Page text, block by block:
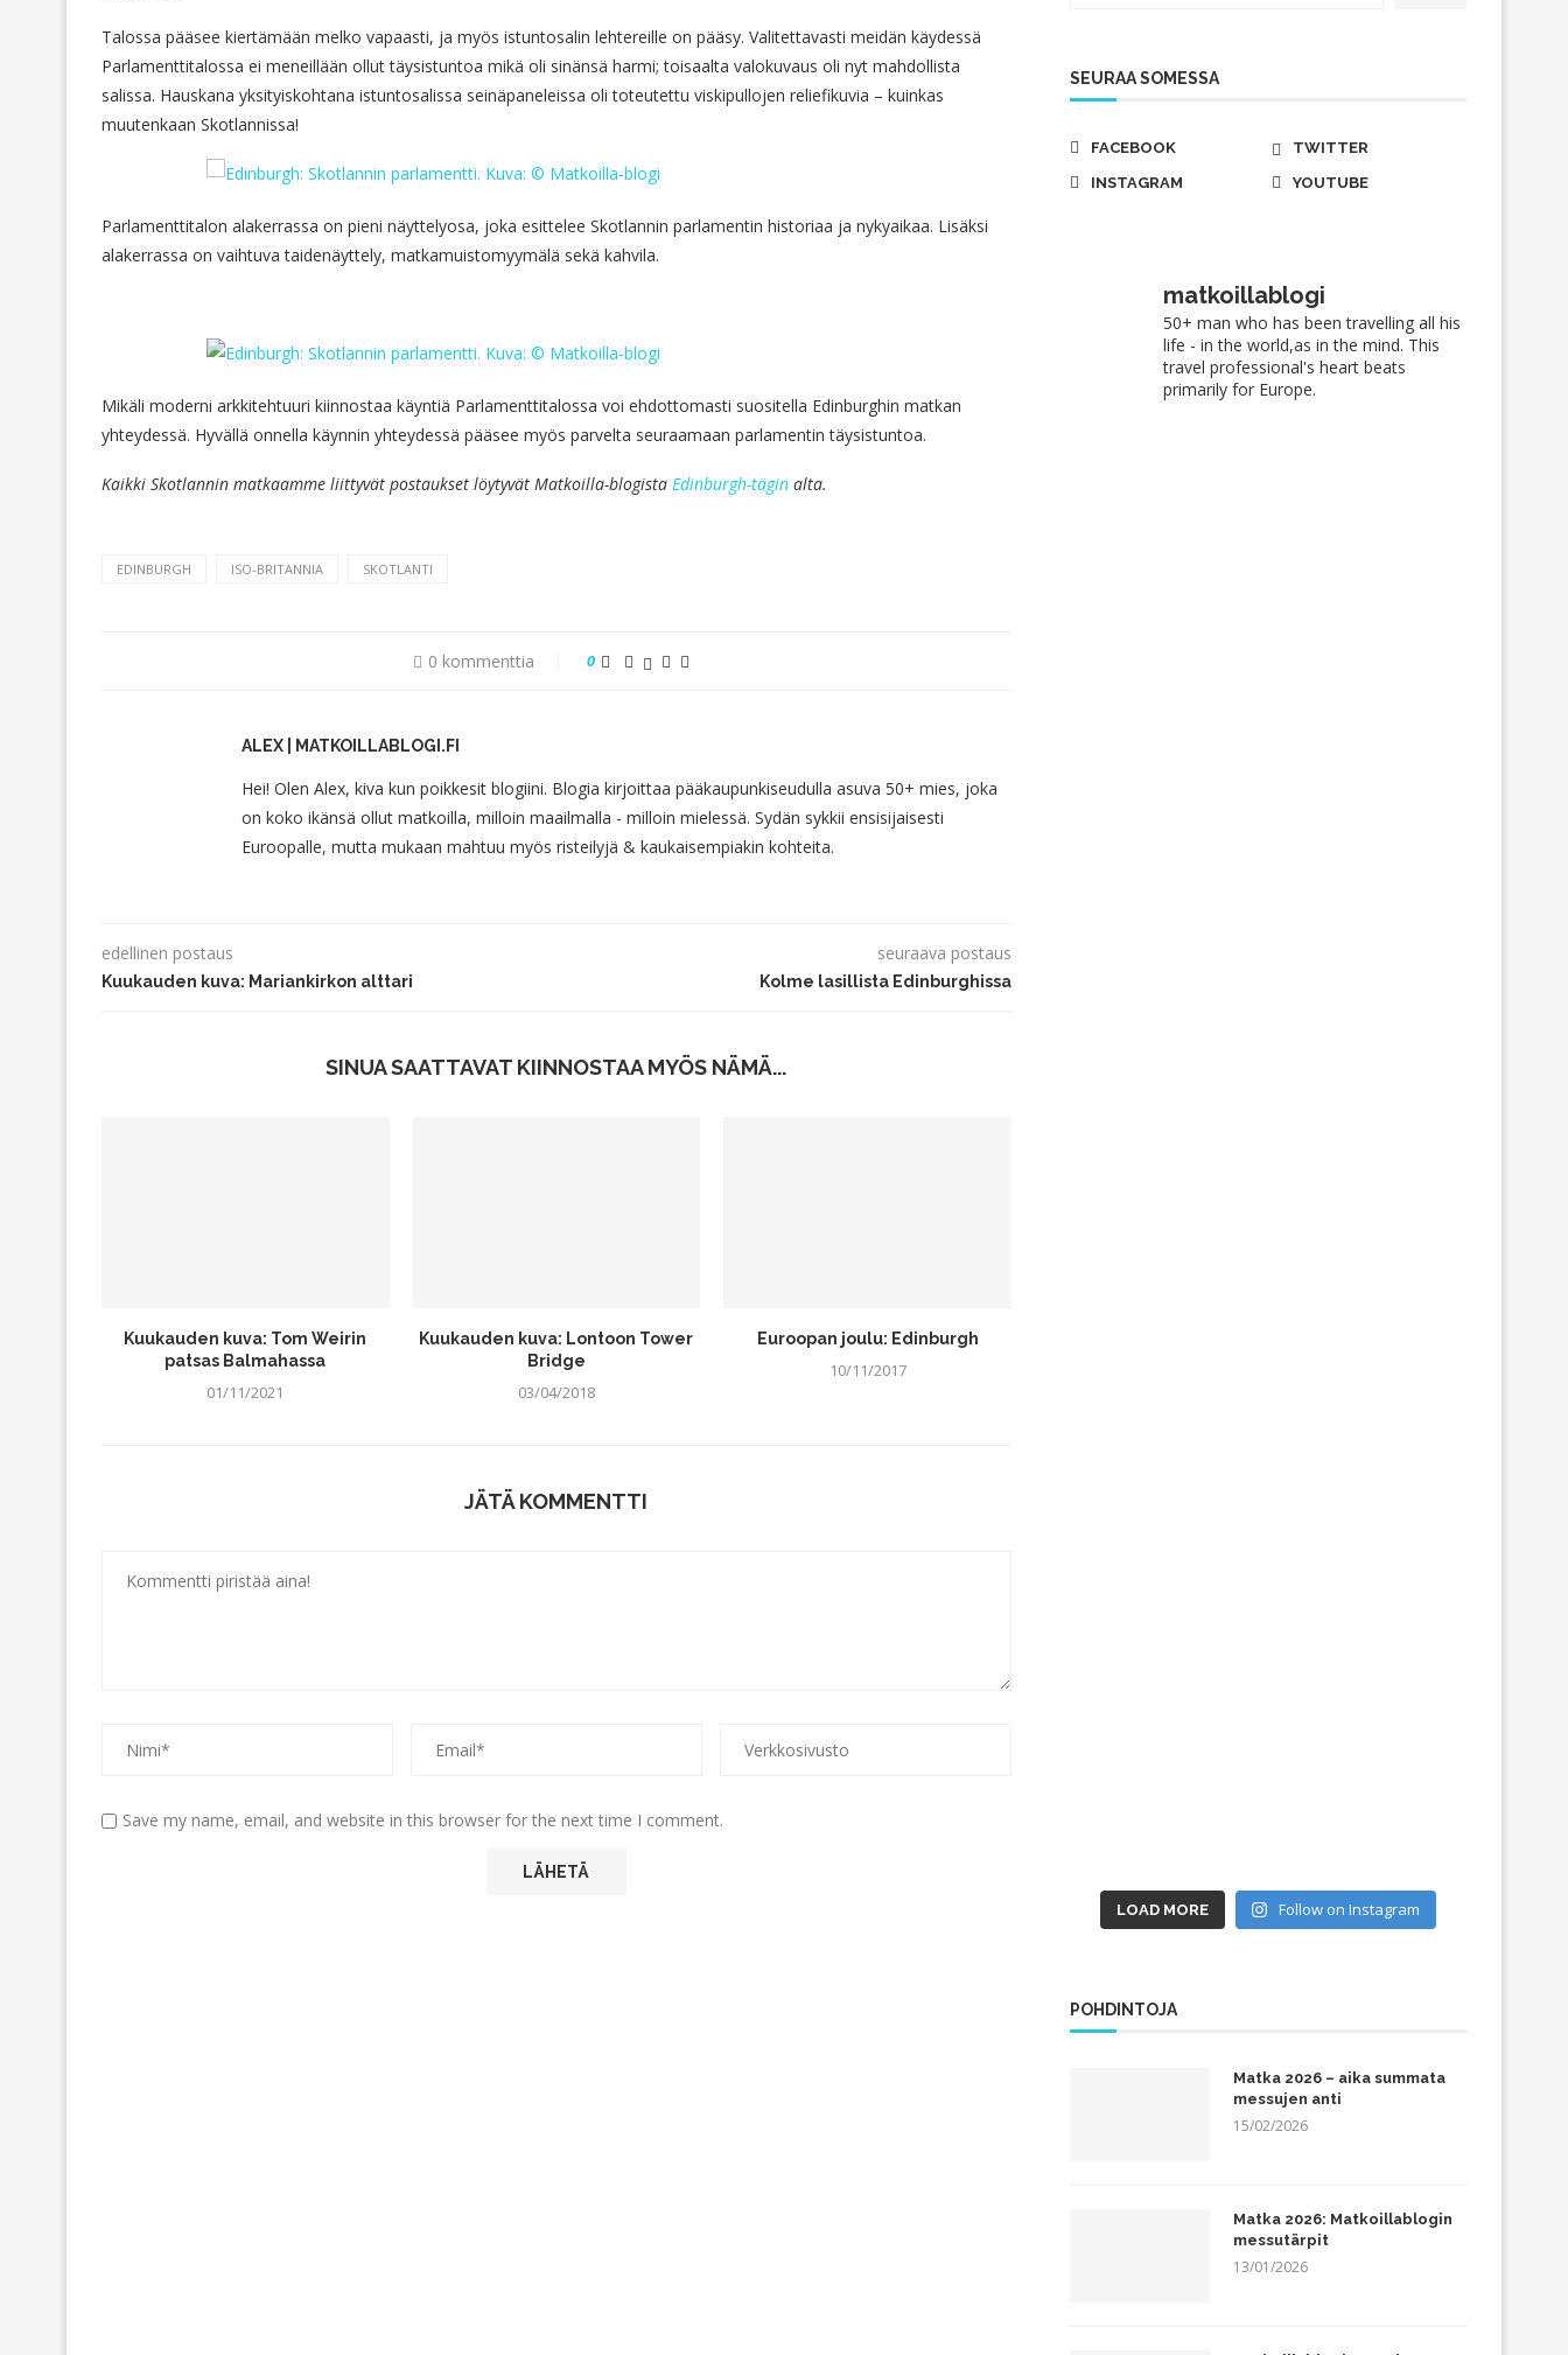
Talossa pääsee kiertämään melko vapaasti, ja myös istuntosalin lehtereille on pääsy. Valitettavasti meidän käydessä
Parlamenttitalossa ei meneillään ollut täysistuntoa mikä oli sinänsä harmi; toisaalta valokuvaus oli nyt mahdollista
salissa. Hauskana yksityiskohtana istuntosalissa seinäpaneleissa oli toteutettu viskipullojen reliefikuvia – kuinkas
muutenkaan Skotlannissa!
Parlamenttitalon alakerrassa on pieni näyttelyosa, joka esittelee Skotlannin parlamentin historiaa ja nykyaikaa. Lisäksi
alakerrassa on vaihtuva taidenäyttely, matkamuistomyymälä sekä kahvila.
Mikäli moderni arkkitehtuuri kiinnostaa käyntiä Parlamenttitalossa voi ehdottomasti suositella Edinburghin matkan
yhteydessä. Hyvällä onnella käynnin yhteydessä pääsee myös parvelta seuraamaan parlamentin täysistuntoa.
Kaikki Skotlannin matkaamme liittyvät postaukset löytyvät Matkoilla-blogista Edinburgh-tägin alta.
EDINBURGH ISO-BRITANNIA SKOTLANTI
0 kommenttia 0
ALEX | MATKOILLABLOGI.FI
Hei! Olen Alex, kiva kun poikkesit blogiini. Blogia kirjoittaa pääkaupunkiseudulla asuva 50+ mies, joka
on koko ikänsä ollut matkoilla, milloin maailmalla - milloin mielessä. Sydän sykkii ensisijaisesti
Euroopalle, mutta mukaan mahtuu myös risteilyjä & kaukaisempiakin kohteita.
edellinen postaus
Kuukauden kuva: Mariankirkon alttari
seuraava postaus
Kolme lasillista Edinburghissa
SINUA SAATTAVAT KIINNOSTAA MYÖS NÄMÄ...
Kuukauden kuva: Tom Weirin
patsas Balmahassa
01/11/2021
Kuukauden kuva: Lontoon Tower
Bridge
03/04/2018
Euroopan joulu: Edinburgh
10/11/2017
JÄTÄ KOMMENTTI
Save my name, email, and website in this browser for the next time I comment.
SEURAA SOMESSA
FACEBOOK
TWITTER
INSTAGRAM
YOUTUBE
matkoillablogi
50+ man who has been travelling all his
life - in the world,as in the mind. This
travel professional's heart beats
primarily for Europe.
LOAD MORE Follow on Instagram
POHDINTOJA
Matka 2026 – aika summata
messujen anti
15/02/2026
Matka 2026: Matkoillablogin
messutärpit
13/01/2026